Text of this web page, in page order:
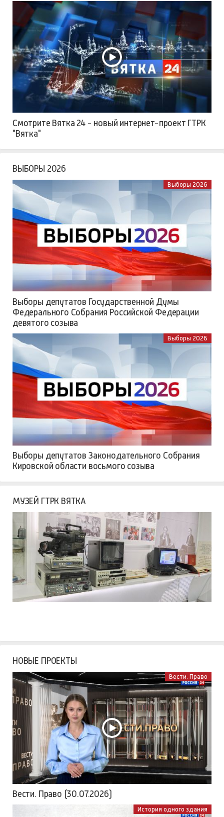
Смотрите Вятка 24 - новый интернет-проект ГТРК
"Вятка"
ВЫБОРЫ 2026
Выборы 2026
Выборы депутатов Государственной Думы
Федерального Собрания Российской Федерации
девятого созыва
Выборы 2026
Выборы депутатов Законодательного Собрания
Кировской области восьмого созыва
МУЗЕЙ ГТРК ВЯТКА
НОВЫЕ ПРОЕКТЫ
Вести. Право
Вести. Право (30.07.2026)
История одного здания